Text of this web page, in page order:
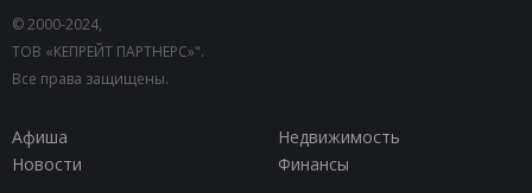
© 2000-2024,
ТОВ «КЕПРЕЙТ ПАРТНЕРС»".
Все права защищены.
Афиша
Недвижимость
Новости
Финансы